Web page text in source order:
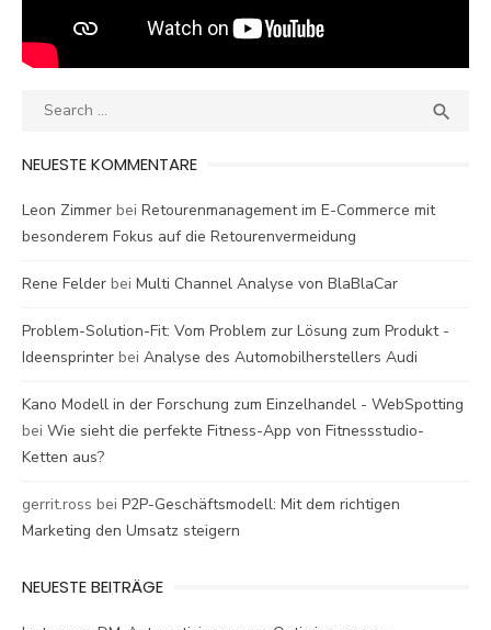
Search

NEUESTE KOMMENTARE
Leon Zimmer bei Retourenmanagement im E-Commerce mit
besonderem Fokus auf die Retourenvermeidung
Rene Felder bei Multi Channel Analyse von BlaBlaCar
Problem-Solution-Fit: Vom Problem zur Lösung zum Produkt -
Ideensprinter bei Analyse des Automobilherstellers Audi
Kano Modell in der Forschung zum Einzelhandel - WebSpotting
bei Wie sieht die perfekte Fitness-App von Fitnessstudio-
Ketten aus?
gerrit.ross bei P2P-Geschäftsmodell: Mit dem richtigen
Marketing den Umsatz steigern
NEUESTE BEITRÄGE